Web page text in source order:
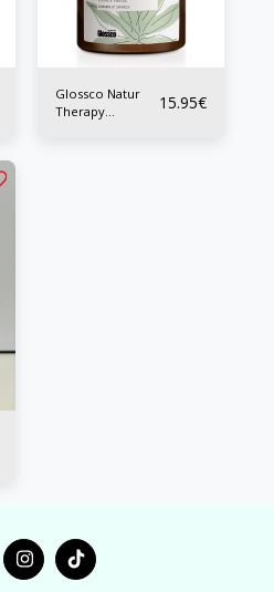
Glossco Natur
Therapy
15.95€